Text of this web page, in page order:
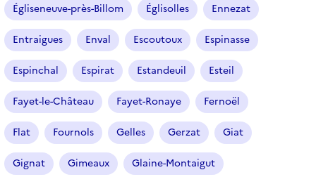
Égliseneuve-près-Billom Églisolles Ennezat
Entraigues Enval Escoutoux Espinasse
Espinchal Espirat Estandeuil Esteil
Fayet-le-Château Fayet-Ronaye Fernoël
Flat Fournols Gelles Gerzat Giat
Gignat Gimeaux Glaine-Montaigut